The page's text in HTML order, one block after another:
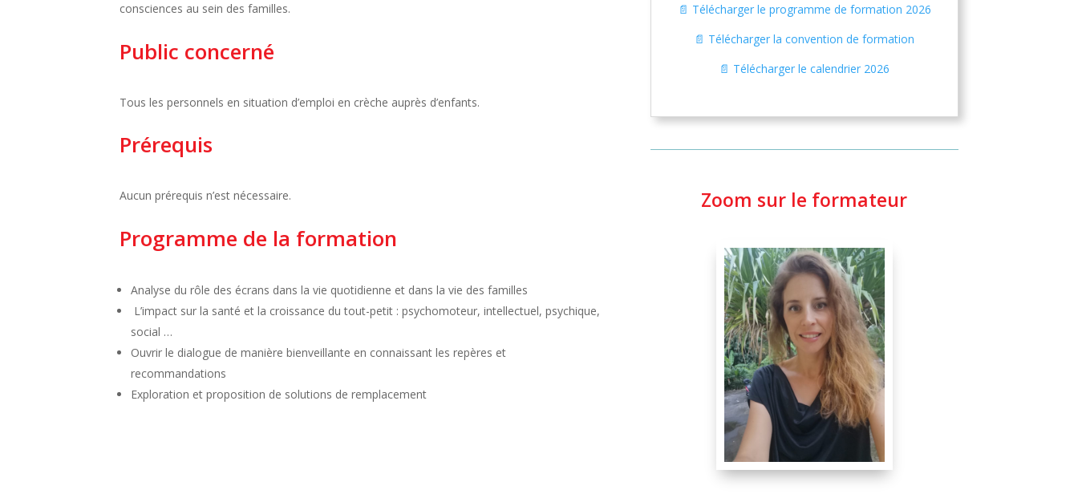
consciences au sein des familles.
Public concerné
Tous les personnels en situation d’emploi en crèche auprès d’enfants.
Prérequis
Aucun prérequis n’est nécessaire.
Programme de la formation
Analyse du rôle des écrans dans la vie quotidienne et dans la vie des familles
L’impact sur la santé et la croissance du tout-petit : psychomoteur, intellectuel, psychique,
social …
Ouvrir le dialogue de manière bienveillante en connaissant les repères et
recommandations
Exploration et proposition de solutions de remplacement
📄 Télécharger le programme de formation 2026
📄 Télécharger la convention de formation
📄 Télécharger le calendrier 2026
Zoom sur le formateur